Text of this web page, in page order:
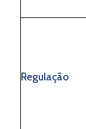
Regulação